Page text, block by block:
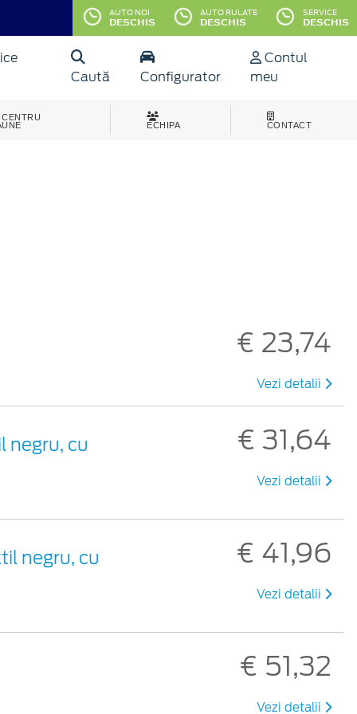
AUTO NOI
DESCHIS
AUTO RULATE
DESCHIS
SERVICE
DESCHIS
Caută Configurator
Contul
meu
CENTRU
ECHIPA CONTACT
€ 23,74
Vezi detalii
negru, cu
€ 31,64
Vezi detalii
negru, cu
€ 41,96
Vezi detalii
€ 51,32
Vezi detalii